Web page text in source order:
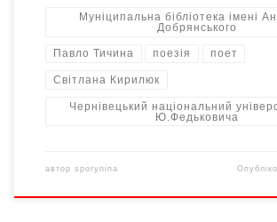
Муніципальна бібліотека імені
Добрянського
Павло Тичина поезія поет
Світлана Кирилюк
Чернівецький національний
Ю.Федьковича
автор sporynina